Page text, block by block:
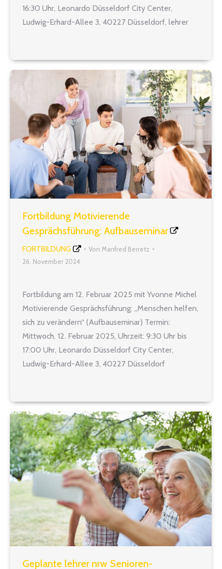
16:30 Uhr, Leonardo Düsseldorf City Center,
Ludwig-Erhard-Allee 3, 40227 Düsseldorf, lehrer
Ansage machen oder etwas…
Fortbildung Motivierende
Gesprächsführung: Aufbauseminar
FORTBILDUNG Von Manfred Berretz
26. November 2024
Fortbildung am 12. Februar 2025 mit Yvonne Michel
Motivierende Gesprächsführung: „Menschen helfen,
sich zu verändern“ (Aufbauseminar) Termin:
Mittwoch, 12. Februar 2025, Uhrzeit: 9:30 Uhr bis
17:00 Uhr, Leonardo Düsseldorf City Center,
Ludwig-Erhard-Allee 3, 40227 Düsseldorf
darauf aufbauend weitere Gesprächshaltungen und
–techniken aus dem motivational…
Geplante lehrer nrw Senioren-